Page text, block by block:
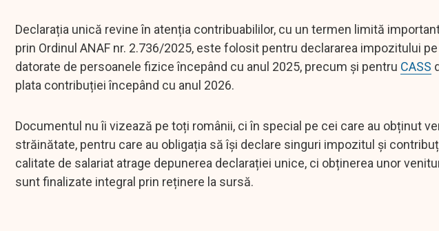
Declarația unică revine în atenția contribuabililor, cu un termen limită
prin Ordinul ANAF nr. 2.736/2025, este folosit pentru declararea impozitului
datorate de persoanele fizice începând cu anul 2025, precum și pentru CASS
plata contribuției începând cu anul 2026.
Documentul nu îi vizează pe toți românii, ci în special pe cei care au obținut
străinătate, pentru care au obligația să își declare singuri impozitul și
calitate de salariat atrage depunerea declarației unice, ci obținerea unor
sunt finalizate integral prin reținere la sursă.